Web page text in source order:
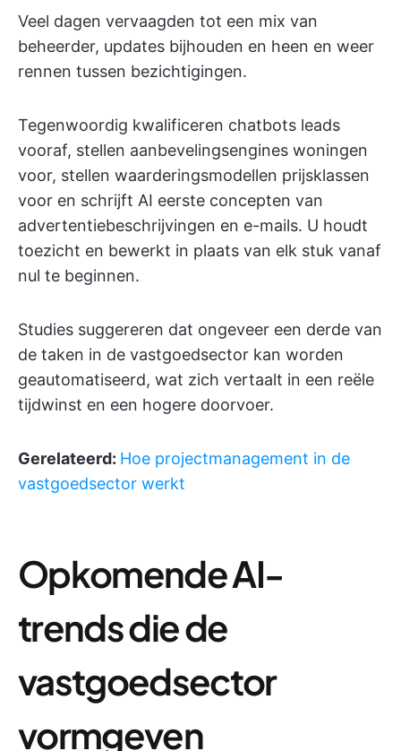
Veel dagen vervaagden tot een mix van
beheerder, updates bijhouden en heen en weer
rennen tussen bezichtigingen.
Tegenwoordig kwalificeren chatbots leads
vooraf, stellen aanbevelingsengines woningen
voor, stellen waarderingsmodellen prijsklassen
voor en schrijft AI eerste concepten van
advertentiebeschrijvingen en e-mails. U houdt
toezicht en bewerkt in plaats van elk stuk vanaf
nul te beginnen.
Studies suggereren dat ongeveer een derde van
de taken in de vastgoedsector kan worden
geautomatiseerd, wat zich vertaalt in een reële
tijdwinst en een hogere doorvoer.
Gerelateerd: Hoe projectmanagement in de
vastgoedsector werkt
Opkomende AI-
trends die de
vastgoedsector
vormgeven